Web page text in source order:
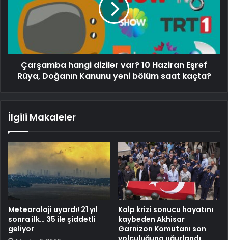
Çarşamba hangi diziler var? 10 Haziran Eşref
Rüya, Doğanın Kanunu yeni bölüm saat kaçta?
İlgili Makaleler
Meteoroloji uyardı! 21 yıl
sonra ilk… 35 ile şiddetli
geliyor
Kalp krizi sonucu hayatını
kaybeden Akhisar
Garnizon Komutanı son